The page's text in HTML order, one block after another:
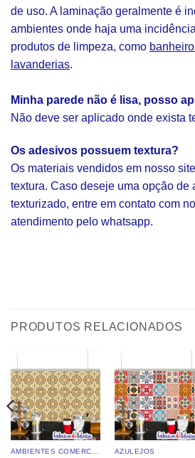
de uso. A laminação geralmente é
ambientes onde haja uma
produtos de limpeza, como
lavanderias.
Minha parede não é lisa, posso
Não deve ser aplicado onde exista
Os adesivos possuem textura?
Os materiais vendidos em nosso
textura. Caso deseje uma opção de
texturizado, entre em contato com
atendimento pelo whatsapp.
PRODUTOS RELACIONADOS
AMBIENTES COMERCIAIS AZULEJOS